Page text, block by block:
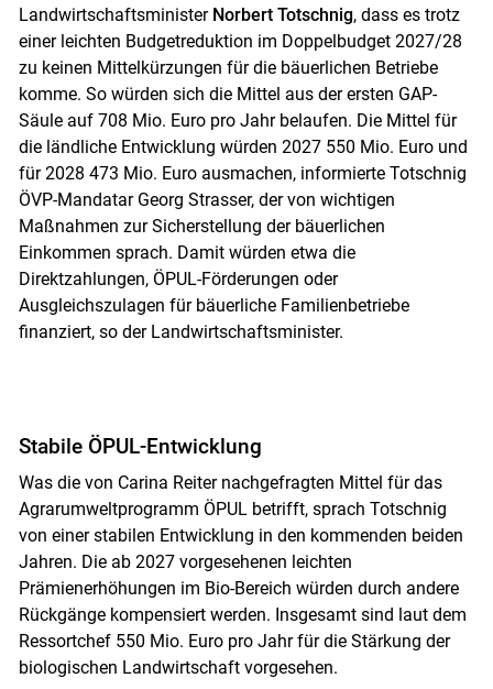
Landwirtschaftsminister Norbert Totschnig, dass es trotz
einer leichten Budgetreduktion im Doppelbudget 2027/28
zu keinen Mittelkürzungen für die bäuerlichen Betriebe
komme. So würden sich die Mittel aus der ersten GAP-
Säule auf 708 Mio. Euro pro Jahr belaufen. Die Mittel für
die ländliche Entwicklung würden 2027 550 Mio. Euro und
für 2028 473 Mio. Euro ausmachen, informierte Totschnig
ÖVP-Mandatar Georg Strasser, der von wichtigen
Maßnahmen zur Sicherstellung der bäuerlichen
Einkommen sprach. Damit würden etwa die
Direktzahlungen, ÖPUL-Förderungen oder
Ausgleichszulagen für bäuerliche Familienbetriebe
finanziert, so der Landwirtschaftsminister.
Stabile ÖPUL-Entwicklung
Was die von Carina Reiter nachgefragten Mittel für das
Agrarumweltprogramm ÖPUL betrifft, sprach Totschnig
von einer stabilen Entwicklung in den kommenden beiden
Jahren. Die ab 2027 vorgesehenen leichten
Prämienerhöhungen im Bio-Bereich würden durch andere
Rückgänge kompensiert werden. Insgesamt sind laut dem
Ressortchef 550 Mio. Euro pro Jahr für die Stärkung der
biologischen Landwirtschaft vorgesehen.